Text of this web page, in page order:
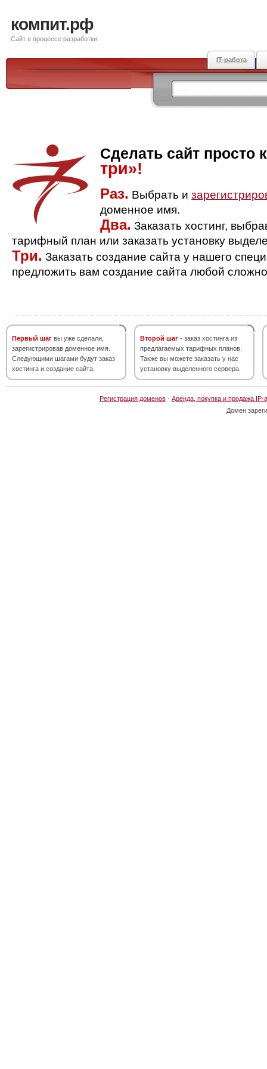
компит.рф
Сайт в процессе разработки
IT-работа
Сделать сайт просто
три»!
Раз. Выбрать и
доменное имя.
Два. Заказать хостинг,
тарифный план или заказать установку
Три. Заказать создание сайта у нашего
предложить вам создание сайта любой
Первый шаг вы уже сделали,
зарегистрировав доменное имя.
Следующими шагами будут заказ
хостинга и создание сайта.
Второй шаг - заказ хостинга из
предлагаемых тарифных планов.
Также вы можете заказать у нас
установку выделенного сервера.
Регистрация доменов· Аренда, покупка и продажа IP-
Домен